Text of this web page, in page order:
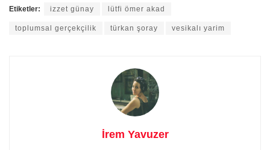
Etiketler: izzet günay lütfi ömer akad
toplumsal gerçekçilik türkan şoray vesikalı yarim
İrem Yavuzer